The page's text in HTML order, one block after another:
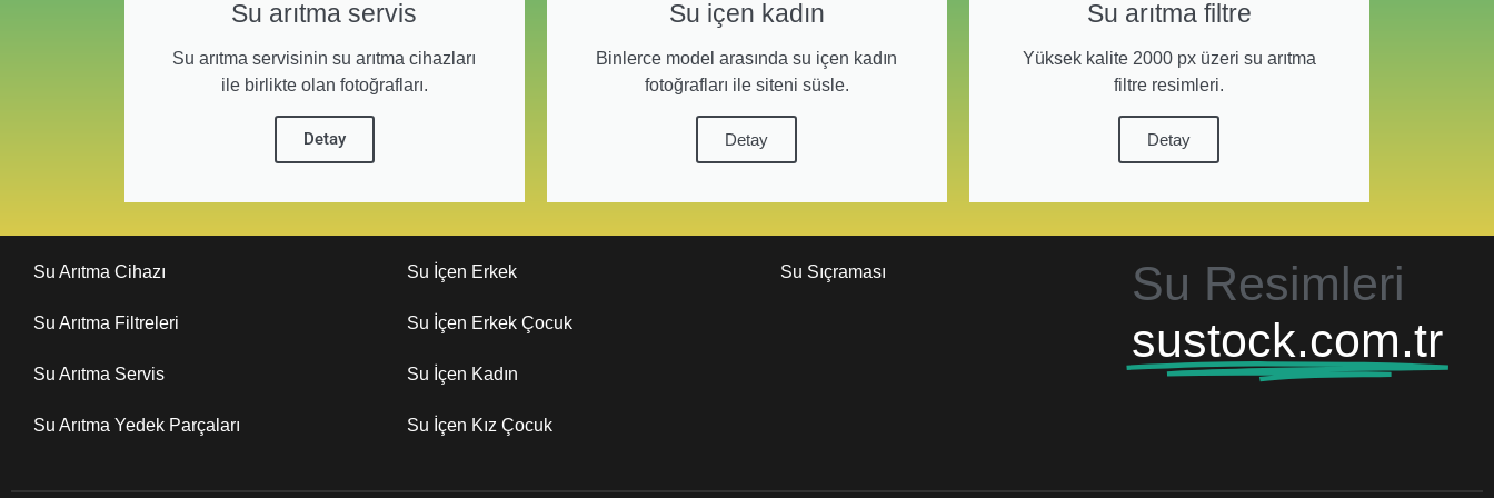
Su arıtma servis
Su arıtma servisinin su arıtma cihazları
ile birlikte olan fotoğrafları.
Detay
Su içen kadın
Binlerce model arasında su içen kadın
fotoğrafları ile siteni süsle.
Detay
Su arıtma filtre
Yüksek kalite 2000 px üzeri su arıtma
filtre resimleri.
Detay
Su Arıtma Cihazı
Su Arıtma Filtreleri
Su Arıtma Servis
Su Arıtma Yedek Parçaları
Su İçen Erkek
Su İçen Erkek Çocuk
Su İçen Kadın
Su İçen Kız Çocuk
Su Sıçraması
Su Resimleri
sustock.com.tr